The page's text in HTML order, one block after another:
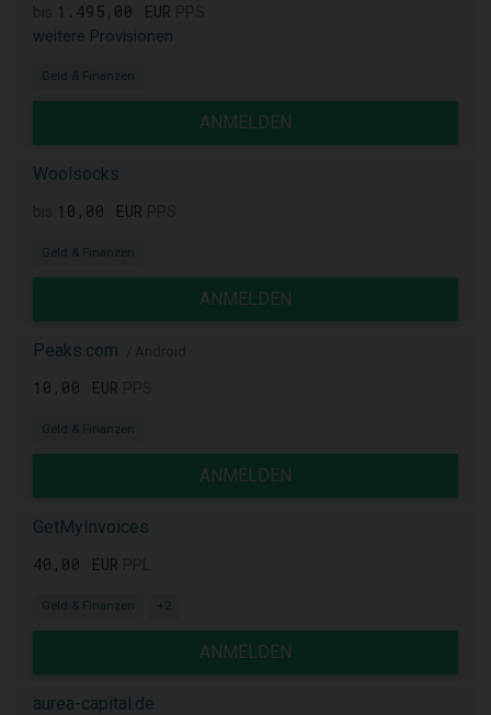
1.495,00 EUR
weitere Provisionen
Geld & Finanzen
ANMELDEN
Woolsocks
10,00 EUR
Geld & Finanzen
ANMELDEN
Peaks.com
10,00 EUR
Geld & Finanzen
ANMELDEN
GetMyInvoices
40,00 EUR
Geld & Finanzen +2
ANMELDEN
aurea-capital.de